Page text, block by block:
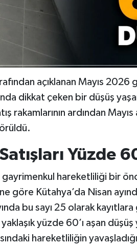
açıklanan Mayıs 2026
dikkat çeken bir düşüş
rakamlarının ardından Mayıs
Yüzde
hareketliliği bir
göre Kütahya’da Nisan
bu sayı 25 olarak
yüzde 60’ı aşan düşüş
hareketliliğin